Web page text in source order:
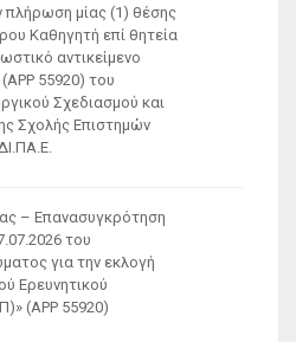
πλήρωση μίας (1) θέσης
Καθηγητή επί θητεία
αντικείμενο
(ΑΡΡ 55920) του
Σχεδιασμού και
Σχολής Επιστημών
– Επανασυγκρότηση
του
για την εκλογή
Ερευνητικού
(APP 55920)